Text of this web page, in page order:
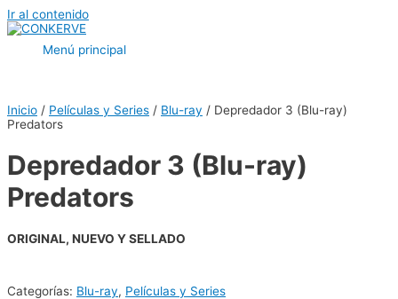
Ir al contenido
Menú principal
Inicio / Películas y Series / Blu-ray / Depredador 3 (Blu-ray)
Predators
Depredador 3 (Blu-ray)
Predators
ORIGINAL, NUEVO Y SELLADO
Categorías: Blu-ray, Películas y Series